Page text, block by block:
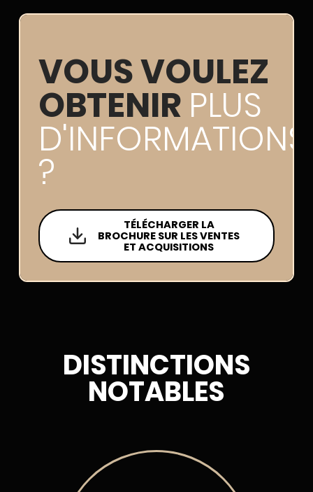
VOUS VOULEZ
OBTENIR PLUS
D'INFORMATIONS
?
TÉLÉCHARGER LA
BROCHURE SUR LES VENTES
ET ACQUISITIONS
DISTINCTIONS
NOTABLES